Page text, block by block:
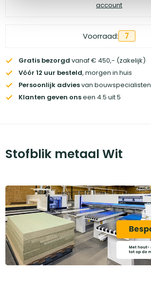
account
Voorraad: 7
Gratis bezorgd vanaf € 450,- (zakelijk)
Vóór 12 uur besteld, morgen in huis
Persoonlijk adviesvan bouwspecialisten
Klanten geven onseen 4.5 uit 5
Stofblik metaal Wit